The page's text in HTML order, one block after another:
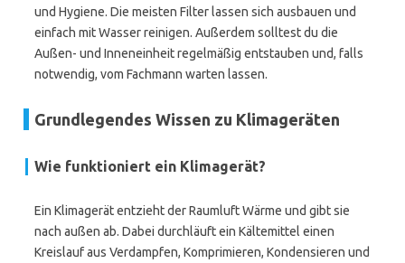
und Hygiene. Die meisten Filter lassen sich ausbauen und
einfach mit Wasser reinigen. Außerdem solltest du die
Außen- und Inneneinheit regelmäßig entstauben und, falls
notwendig, vom Fachmann warten lassen.
Grundlegendes Wissen zu Klimageräten
Wie funktioniert ein Klimagerät?
Ein Klimagerät entzieht der Raumluft Wärme und gibt sie
nach außen ab. Dabei durchläuft ein Kältemittel einen
Kreislauf aus Verdampfen, Komprimieren, Kondensieren und